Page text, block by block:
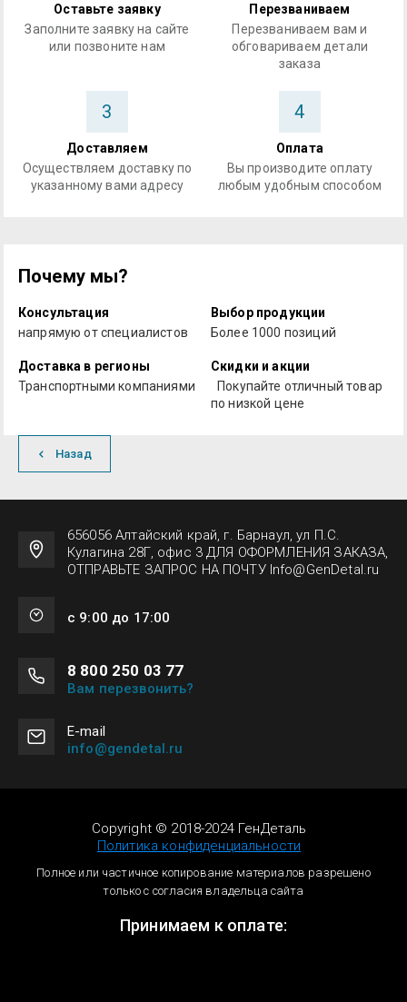
Оставьте заявку
Заполните заявку на сайте
или позвоните нам
Перезваниваем
Перезваниваем вам и
обговариваем детали
заказа
3
Доставляем
Осуществляем доставку по
указанному вами адресу
4
Оплата
Вы производите оплату
любым удобным способом
Почему мы?
Консультация
напрямую от специалистов
Выбор продукции
Более 1000 позиций
Доставка в регионы
Транспортными компаниями
Скидки и акции
Покупайте отличный товар
по низкой цене
Назад
656056 Алтайский край, г. Барнаул, ул П.С.
Кулагина 28Г, офис 3 ДЛЯ ОФОРМЛЕНИЯ ЗАКАЗА,
ОТПРАВЬТЕ ЗАПРОС НА ПОЧТУ Info@GenDetal.ru
с 9:00 до 17:00
8 800 250 03 77
Вам перезвонить?
Е-mail
info@gendetal.ru
Copyright © 2018-2024 ГенДеталь
Политика конфиденциальности
Полное или частичное копирование материалов разрешено
только с согласия владельца сайта
Принимаем к оплате: